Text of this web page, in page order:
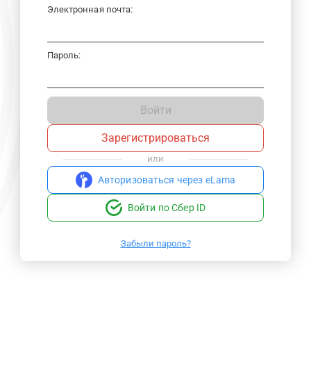
Электронная почта:
Пароль:
Войти
Зарегистрироваться
или
Авторизоваться через eLama
Войти по Сбер ID
Забыли пароль?